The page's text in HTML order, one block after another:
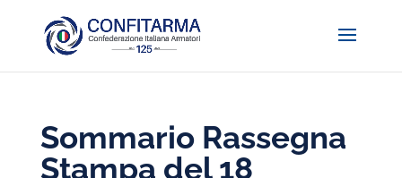
Sommario Rassegna
Stampa del 18